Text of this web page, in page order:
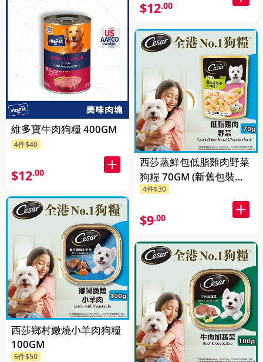
維多寶牛肉狗糧 400GM
4件$40
$12.00
西莎鄉村嫩燒小羊肉狗糧
100GM
6件$50
$12.00
西莎蒸鮮包低脂雞肉野菜
狗糧 70GM (新舊包裝隨
機發貨)
4件$30
$9.00